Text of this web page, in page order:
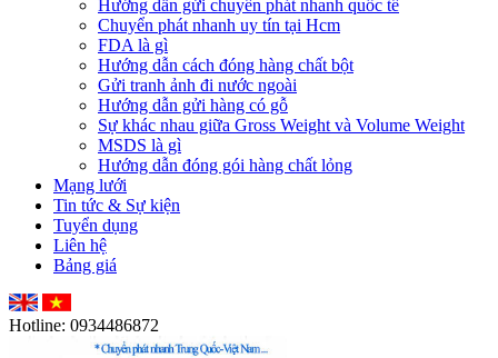
Hướng dẫn gửi chuyển phát nhanh quốc tế
Chuyển phát nhanh uy tín tại Hcm
FDA là gì
Hướng dẫn cách đóng hàng chất bột
Gửi tranh ảnh đi nước ngoài
Hướng dẫn gửi hàng có gỗ
Sự khác nhau giữa Gross Weight và Volume Weight
MSDS là gì
Hướng dẫn đóng gói hàng chất lỏng
Mạng lưới
Tin tức & Sự kiện
Tuyển dụng
Liên hệ
Bảng giá
Hotline: 0934486872